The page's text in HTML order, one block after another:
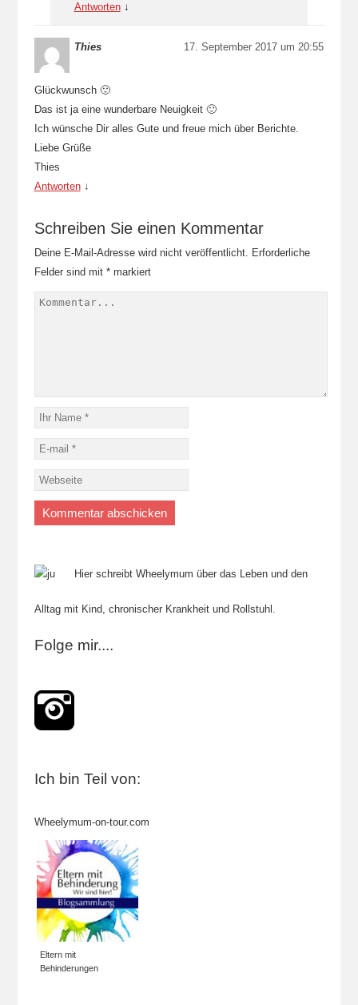
Antworten ↓
Thies 17. September 2017 um 20:55
Glückwunsch 🙂
Das ist ja eine wunderbare Neuigkeit 🙂
Ich wünsche Dir alles Gute und freue mich über Berichte.
Liebe Grüße
Thies
Antworten ↓
Schreiben Sie einen Kommentar
Deine E-Mail-Adresse wird nicht veröffentlicht. Erforderliche
Felder sind mit *markiert
Hier schreibt Wheelymum über das Leben und den
Alltag mit Kind, chronischer Krankheit und Rollstuhl.
Folge mir....
Ich bin Teil von:
Wheelymum-on-tour.com
Eltern mit
Behinderungen